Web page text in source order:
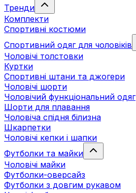
Тренди
Комплекти
Спортивні костюми
Спортивний одяг для чоловіків
Чоловічі толстовки
Куртки
Спортивні штани та джогери
Чоловічі шорти
Чоловічий функціональний одяг
Шорти для плавання
Чоловіча спідня білизна
Шкарпетки
Чоловічі кепки і шапки
Футболки та майки
Чоловічі майки
Футболки-оверсайз
Футболки з довгим рукавом